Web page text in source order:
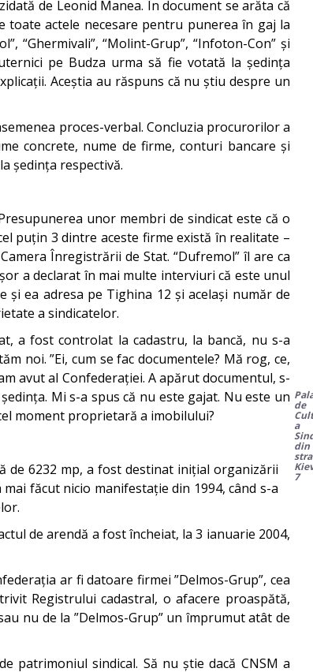
de Leonid Manea. În document se arăta că
toate actele necesare pentru punerea în gaj la
“Ghermivali”, “Molint-Grup”, “Infoton-Con” și
pe Budza urma să fie votată la ședința
Aceștia au răspuns că nu știu despre un
proces-verbal. Concluzia procurorilor a
concrete, nume de firme, conturi bancare și
ședința respectivă.
unor membri de sindicat este că o
puțin 3 dintre aceste firme există în realitate –
Înregistrării de Stat. “Dufremol” îl are ca
a declarat în mai multe interviuri că este unul
și ea adresa pe Tighina 12 și același număr de
a sindicatelor.
a fost controlat la cadastru, la bancă, nu s-a
noi. ”Ei, cum se fac documentele? Mă rog, ce,
avut al Confederației. A apărut documentul, s-
Mi s-a spus că nu este gajat. Nu este un
moment proprietară a imobilului?
de
a
din
7
de 6232 mp, a fost destinat inițial organizării
făcut nicio manifestație din 1994, când s-a
de arendă a fost încheiat, la 3 ianuarie 2004,
ar fi datoare firmei ”Delmos-Grup”, cea
Registrului cadastral, o afacere proaspătă,
nu de la ”Delmos-Grup” un împrumut atât de
patrimoniul sindical. Să nu știe dacă CNSM a